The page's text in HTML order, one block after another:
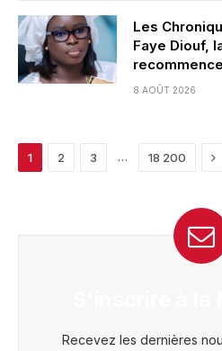
Les
Faye Diouf,
8 AOÛT 2026
1 2 3 … 18 200
Recevez les dernières